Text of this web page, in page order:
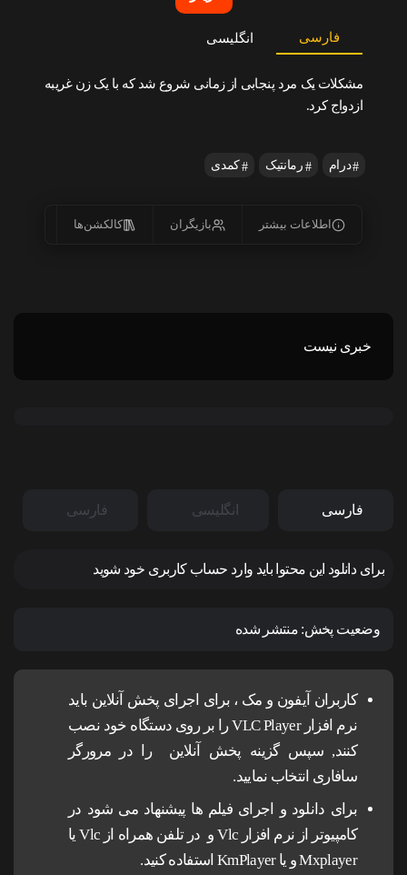
فارسی انگلیسی
مشکلات یک مرد پنجابی از زمانی شروع شد که با یک زن غریبه
ازدواج کرد.
درام رمانتیک کمدی
اطلاعات بیشتر بازیگران کالکشن‌ها
خبری نیست
فارسی انگلیسی فارسی
برای دانلود این محتوا باید وارد حساب کاربری خود شوید
وضعیت پخش: منتشر شده
کاربران آیفون و مک ، برای اجرای پخش آنلاین باید
نرم افزار VLC Player را بر روی دستگاه خود نصب
کنند, سپس گزینه پخش آنلاین را در مرورگر
سافاری انتخاب نمایید.
برای دانلود و اجرای فیلم ها پیشنهاد می شود در
کامپیوتر از نرم افزار Vlc و در تلفن همراه از Vlc یا
Mxplayer و یا KmPlayer استفاده کنید.